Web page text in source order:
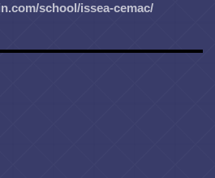
school/issea-cemac/